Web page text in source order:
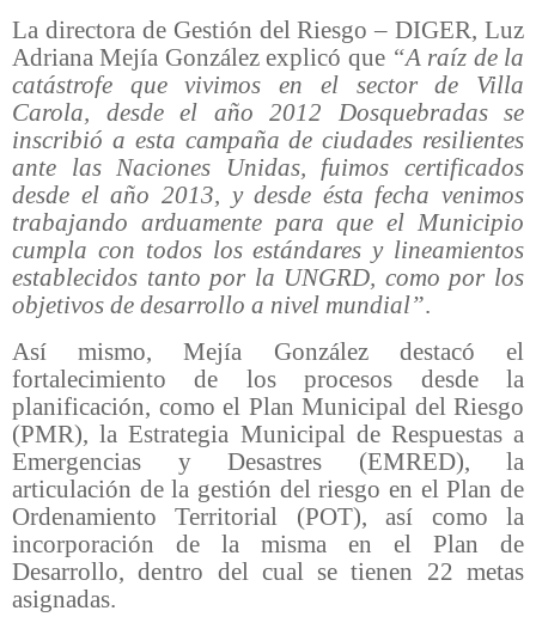
La directora de Gestión del Riesgo – DIGER, Luz
Adriana Mejía González explicó que “A raíz de la
catástrofe que vivimos en el sector de Villa
Carola, desde el año 2012 Dosquebradas se
inscribió a esta campaña de ciudades resilientes
ante las Naciones Unidas, fuimos certificados
desde el año 2013, y desde ésta fecha venimos
trabajando arduamente para que el Municipio
cumpla con todos los estándares y lineamientos
establecidos tanto por la UNGRD, como por los
objetivos de desarrollo a nivel mundial”.
Así mismo, Mejía González destacó el
fortalecimiento de los procesos desde la
planificación, como el Plan Municipal del Riesgo
(PMR), la Estrategia Municipal de Respuestas a
Emergencias y Desastres (EMRED), la
articulación de la gestión del riesgo en el Plan de
Ordenamiento Territorial (POT), así como la
incorporación de la misma en el Plan de
Desarrollo, dentro del cual se tienen 22 metas
asignadas.